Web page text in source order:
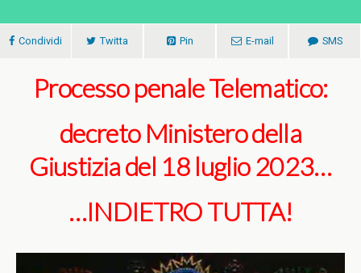
Condividi Twitta Pin E-mail SMS
Processo penale Telematico:
decreto Ministero della
Giustizia del 18 luglio 2023…
…INDIETRO TUTTA!